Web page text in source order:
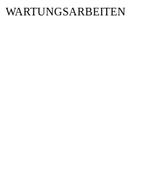
WARTUNGSARBEITEN